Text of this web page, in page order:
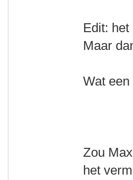
Edit:
Maar
Wat
Zou
het